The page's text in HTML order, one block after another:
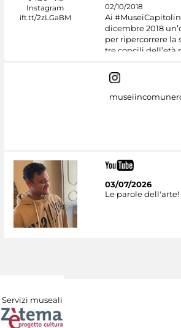
02/10/2018
Ai
dicembre 2018
per ripercorrere
tre concili dell’età
03/07/2026
Le parole dell'arte!
Servizi museali